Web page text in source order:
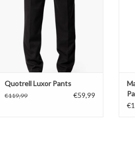
regular fit
TOEVOEGEN AAN WINKELWAGEN
Quotrell Luxor Pants
€119,99 €59,99